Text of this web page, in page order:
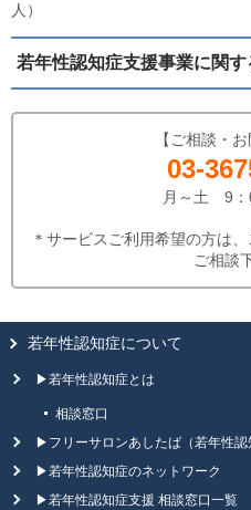
人）
若年性認知症支援事業に関
【ご相談・
03-
月～土 9：
＊サービスご利用希望の方は
ご相談
若年性認知症について
▶若年性認知症とは
相談窓口
▶フリーサロンあしたば（若年性認
▶若年性認知症のネットワーク
▶若年性認知症支援 相談窓口一覧